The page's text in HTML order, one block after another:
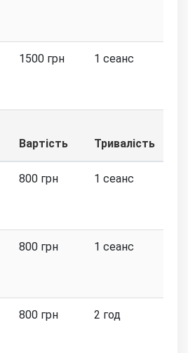
1500 грн 1 сеанс
Вартість Тривалість
800 грн 1 сеанс
800 грн 1 сеанс
800 грн 2 год